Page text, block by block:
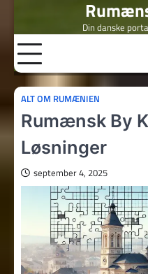
content
Din danske
ALT OM RUMÆNIEN
Rumænsk By
Løsninger
september 4, 2025